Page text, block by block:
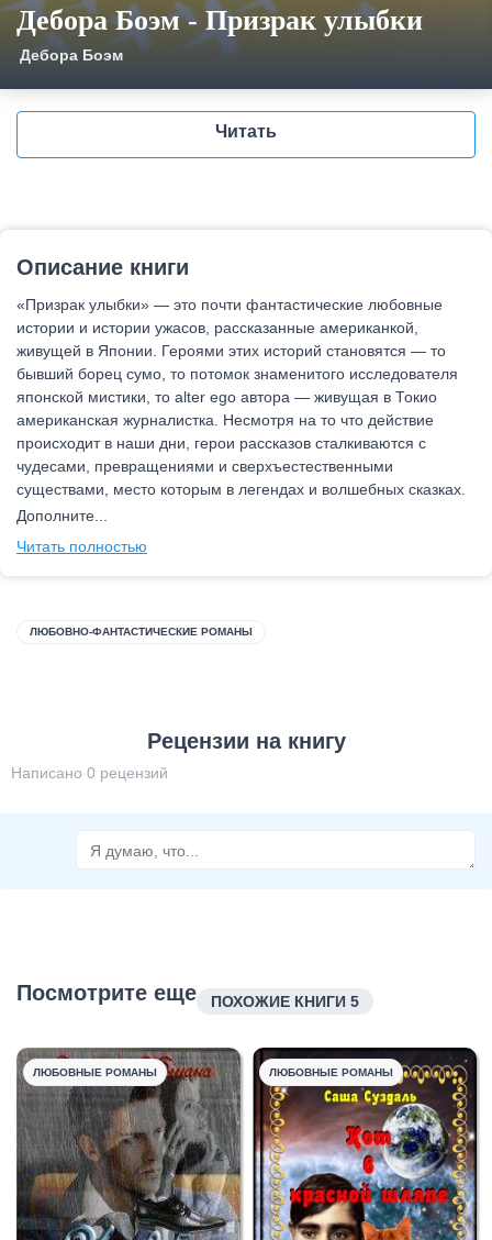
Дебора Боэм - Призрак улыбки
Дебора Боэм
Читать
Описание книги
«Призрак улыбки» — это почти фантастические любовные
истории и истории ужасов, рассказанные американкой,
живущей в Японии. Героями этих историй становятся — то
бывший борец сумо, то потомок знаменитого исследователя
японской мистики, то alter ego автора — живущая в Токио
американская журналистка. Несмотря на то что действие
происходит в наши дни, герои рассказов сталкиваются с
чудесами, превращениями и сверхъестественными
существами, место которым в легендах и волшебных сказках.
Дополните...
Читать полностью
ЛЮБОВНО-ФАНТАСТИЧЕСКИЕ РОМАНЫ
Рецензии на книгу
Написано 0 рецензий
Посмотрите еще ПОХОЖИЕ КНИГИ 5
ЛЮБОВНЫЕ РОМАНЫ ЛЮБОВНЫЕ РОМАНЫ